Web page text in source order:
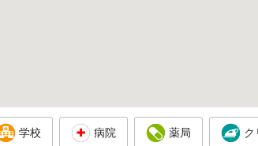
学校 病院 薬局 ク